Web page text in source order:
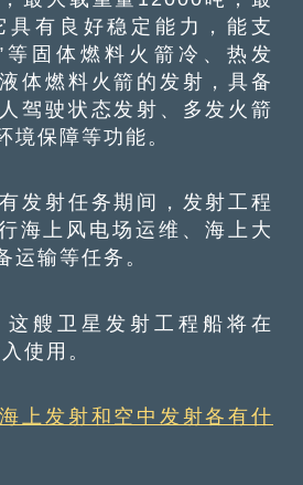
具有良好稳定能力，能支
等固体燃料火箭冷、热发
体燃料火箭的发射，具备
驾驶状态发射、多发火箭
境保障等功能。
射任务期间，发射工程
海上风电场运维、海上大
运输等任务。
艘卫星发射工程船将在
使用。
海上发射和空中发射各有什